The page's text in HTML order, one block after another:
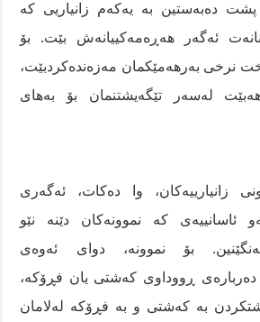
دەبەستین بە یەکەم زانیاریی کە
ئەگەر هەڕەمەکییانەش بێت. بۆ
نرخی بەرهەمێکمان مەزەندەکردبێت،
لەسەر تێگەیشتنمان بۆ بەهای
زانیارییەکان، وا دەکات، ئەگەری
ئاسانییەی کە نموونەکان دێنە نێو
بۆ نموونە، دوای ئەوەی
دەربارەی ڕووداوی کەشتی یان فڕۆکە،
بە کەشتی و بە فڕۆکە لەلامان